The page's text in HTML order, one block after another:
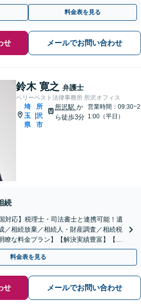
す【所沢駅6分】
料金表を見る
せ メールでお問い合わせ
鈴木 寛之 弁護士
ベリーベスト法律事務所 所沢オフィス
埼
玉
県
所
沢
市
所沢駅 か
ら徒歩3分
営業時間：09:30~2
1:00（平日）
続
対応】税理士・司法書士と連携可能！遺
／相続放棄／相続人・財産調査／相続税
な料金プラン】【解決実績豊富】【電
料金表を見る
せ メールでお問い合わせ